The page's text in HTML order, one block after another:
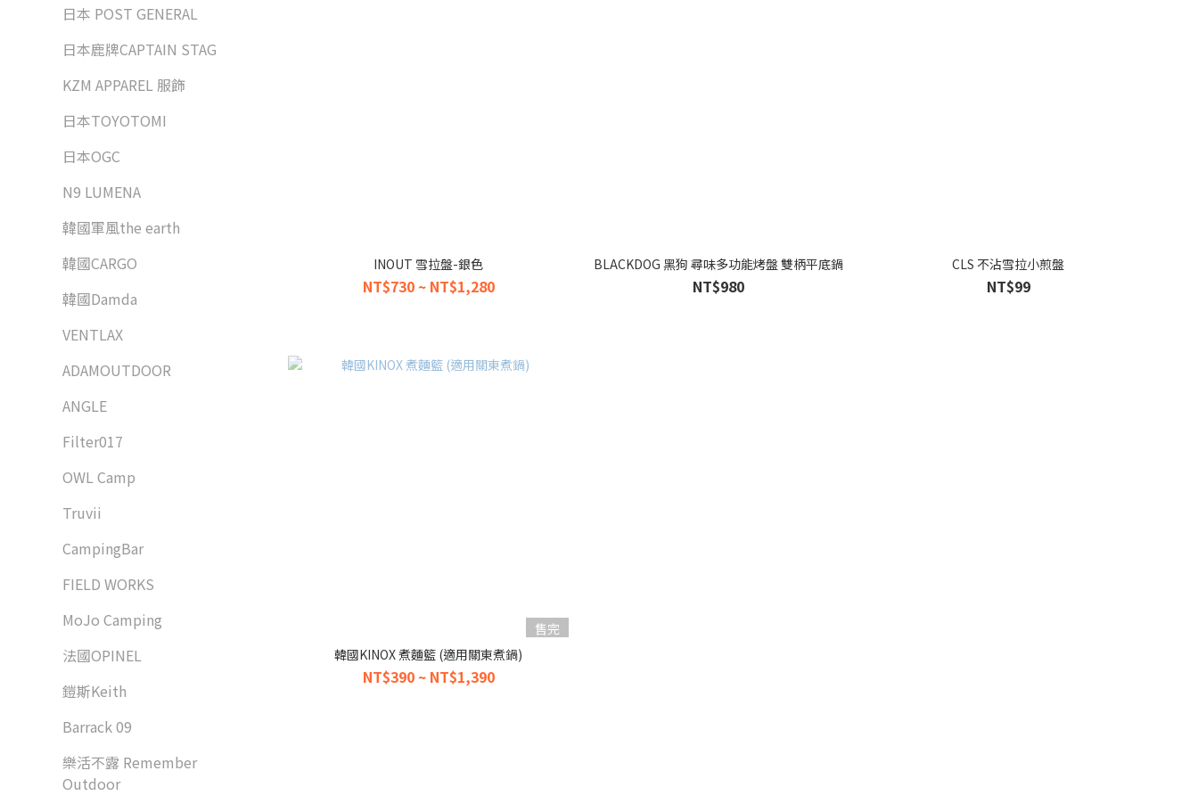
日本 POST GENERAL
日本鹿牌CAPTAIN STAG
KZM APPAREL 服飾
日本TOYOTOMI
日本OGC
N9 LUMENA
韓國軍風the earth
韓國CARGO
韓國Damda
VENTLAX
ADAMOUTDOOR
ANGLE
Filter017
OWL Camp
Truvii
CampingBar
FIELD WORKS
MoJo Camping
法國OPINEL
鎧斯Keith
Barrack 09
樂活不露 Remember
Outdoor
INOUT 雪拉盤-銀色
NT$730 ~ NT$1,280
BLACKDOG 黑狗 尋味多功能烤盤 雙柄平底鍋
NT$980
CLS 不沾雪拉小煎盤
NT$99
售完
韓國KINOX 煮麵籃 (適用關東煮鍋)
NT$390 ~ NT$1,390